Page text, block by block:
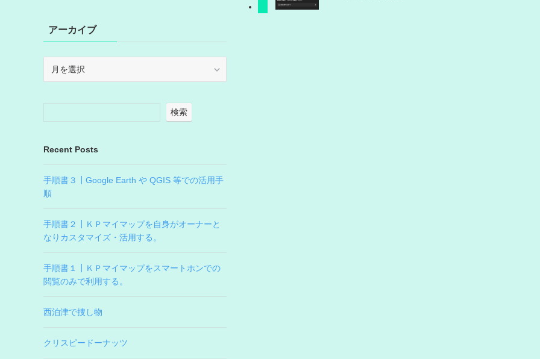
ーアーカイブ
イ
検索
Recent Posts
手順書３┃Google Earth や QGIS 等での活用手
順
手順書２┃ＫＰマイマップを自身がオーナーと
なりカスタマイズ・活用する。
手順書１┃ＫＰマイマップをスマートホンでの
閲覧のみで利用する。
西泊津で捜し物
クリスピードーナッツ